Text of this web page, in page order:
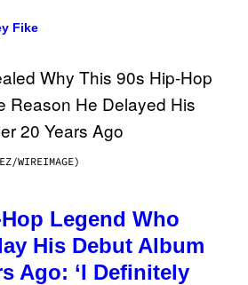
Fike
WIREIMAGE)
Legend Who
His Debut Album
Ago: ‘I Definitely